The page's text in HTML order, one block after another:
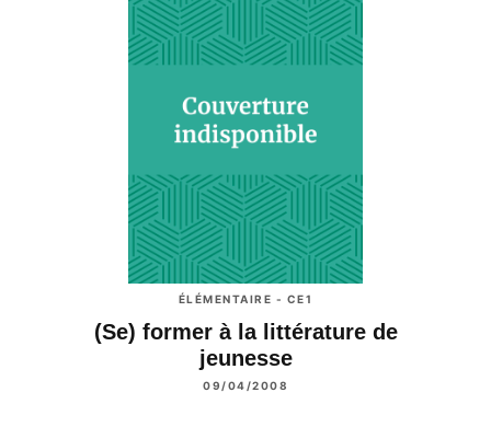
ÉLÉMENTAIRE - CE1
(Se) former à la littérature de
jeunesse
09/04/2008